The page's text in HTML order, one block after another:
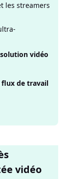
les streamers
vidéo
de travail
vidéo